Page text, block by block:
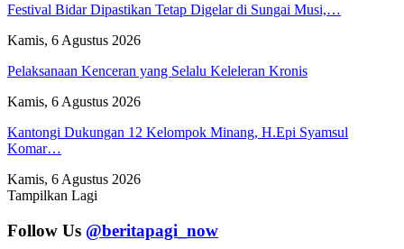
Festival Bidar Dipastikan Tetap Digelar di Sungai Musi,…
Kamis, 6 Agustus 2026
Pelaksanaan Kenceran yang Selalu Keleleran Kronis
Kamis, 6 Agustus 2026
Kantongi Dukungan 12 Kelompok Minang, H.Epi Syamsul
Komar…
Kamis, 6 Agustus 2026
Tampilkan Lagi
Follow Us @beritapagi_now